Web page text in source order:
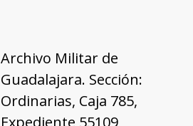
Archivo Militar de
Guadalajara. Sección:
Ordinarias, Caja 785,
Expediente 55109